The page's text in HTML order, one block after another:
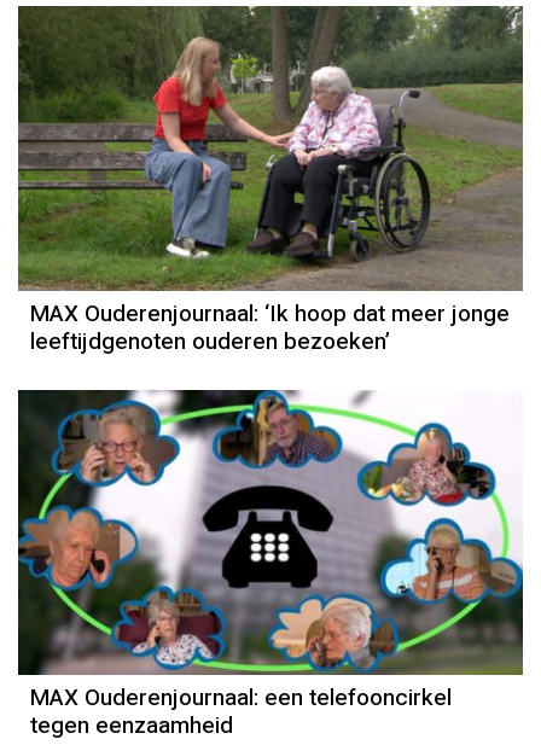
MAX Ouderenjournaal: ‘Ik hoop dat meer jonge
leeftijdgenoten ouderen bezoeken’
MAX Ouderenjournaal: een telefooncirkel
tegen eenzaamheid